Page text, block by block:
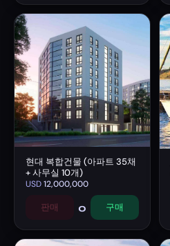
현대 복합건물 (아파트 35채
+ 사무실 10개)
USD12,000,000
판매 0 구매